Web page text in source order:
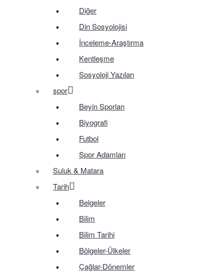
Diğer
Din Sosyolojisi
İnceleme-Araştırma
Kentleşme
Sosyoloji Yazıları
spor
Beyin Sporları
Biyografi
Futbol
Spor Adamları
Suluk & Matara
Tarih
Belgeler
Bilim
Bilim Tarihi
Bölgeler-Ülkeler
Çağlar-Dönemler